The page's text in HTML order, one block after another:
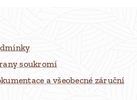
soukromí
a všeobecné záruční